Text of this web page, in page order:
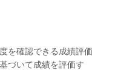
を確認できる成績評価
づいて成績を評価す